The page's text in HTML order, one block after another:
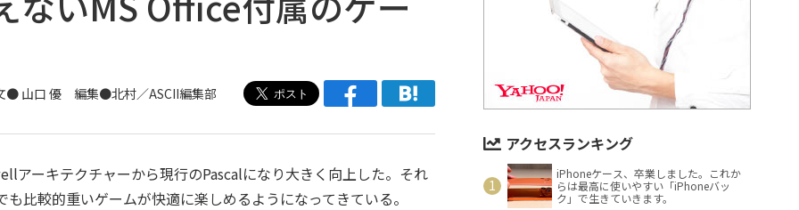
● 山口 優 編集●北村／ASCII編集部
ーキテクチャーから現行のPascalになり大きく向上した。それ
比較的重いゲームが快適に楽しめるようになってきている。
アクセスランキング
iPhoneケース、卒業しました。これか
らは最高に使いやすい「iPhoneバッ
ク」で生きていきます。